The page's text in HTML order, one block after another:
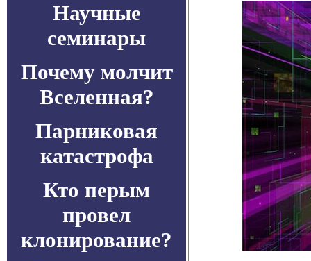
Научные
семинары
Почему молчит
Вселенная?
Парниковая
катастрофа
Кто перым
провел
клонирование?